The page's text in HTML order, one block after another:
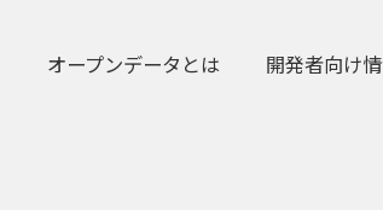
オープンデータとは 開発者向け